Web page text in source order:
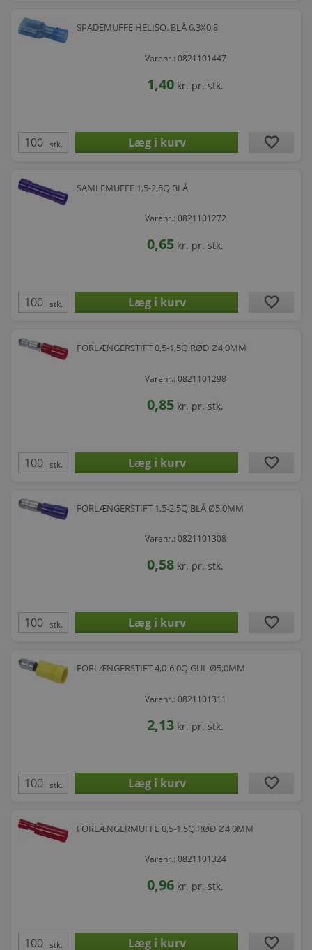
SPADEMUFFE HELISO. BLÅ 6,3X0,8
Varenr.: 0821101447
1,40 kr. pr. stk.
stk. favorite
SAMLEMUFFE 1,5-2,5Q BLÅ
Varenr.: 0821101272
0,65 kr. pr. stk.
stk. favorite
FORLÆNGERSTIFT 0,5-1,5Q RØD Ø4,0MM
Varenr.: 0821101298
0,85 kr. pr. stk.
stk. favorite
FORLÆNGERSTIFT 1,5-2,5Q BLÅ Ø5,0MM
Varenr.: 0821101308
0,58 kr. pr. stk.
stk. favorite
FORLÆNGERSTIFT 4,0-6,0Q GUL Ø5,0MM
Varenr.: 0821101311
2,13 kr. pr. stk.
stk. favorite
FORLÆNGERMUFFE 0,5-1,5Q RØD Ø4,0MM
Varenr.: 0821101324
0,96 kr. pr. stk.
stk. favorite